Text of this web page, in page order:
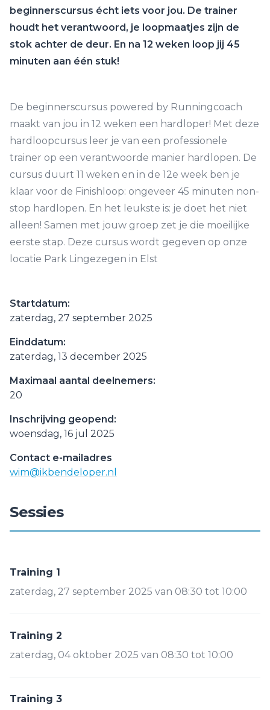
beginnerscursus écht iets voor jou. De trainer
houdt het verantwoord, je loopmaatjes zijn de
stok achter de deur. En na 12 weken loop jij 45
minuten aan één stuk!
De beginnerscursus powered by Runningcoach
maakt van jou in 12 weken een hardloper! Met deze
hardloopcursus leer je van een professionele
trainer op een verantwoorde manier hardlopen. De
cursus duurt 11 weken en in de 12e week ben je
klaar voor de Finishloop: ongeveer 45 minuten non-
stop hardlopen. En het leukste is: je doet het niet
alleen! Samen met jouw groep zet je die moeilijke
eerste stap. Deze cursus wordt gegeven op onze
locatie Park Lingezegen in Elst
Startdatum:
zaterdag, 27 september 2025
Einddatum:
zaterdag, 13 december 2025
Maximaal aantal deelnemers:
20
Inschrijving geopend:
woensdag, 16 jul 2025
Contact e-mailadres
wim@ikbendeloper.nl
Sessies
Training 1
zaterdag, 27 september 2025 van 08:30 tot 10:00
Training 2
zaterdag, 04 oktober 2025 van 08:30 tot 10:00
Training 3